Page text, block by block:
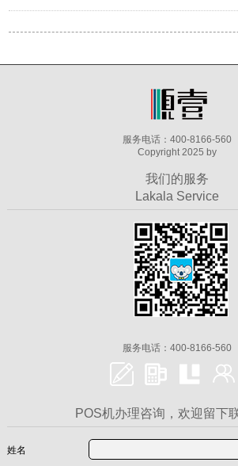
服务电话：400-8166-560
Copyright 2025 by
我们的服务
Lakala Service
服务电话：400-8166-560
POS机办理咨询，欢迎留下
姓名